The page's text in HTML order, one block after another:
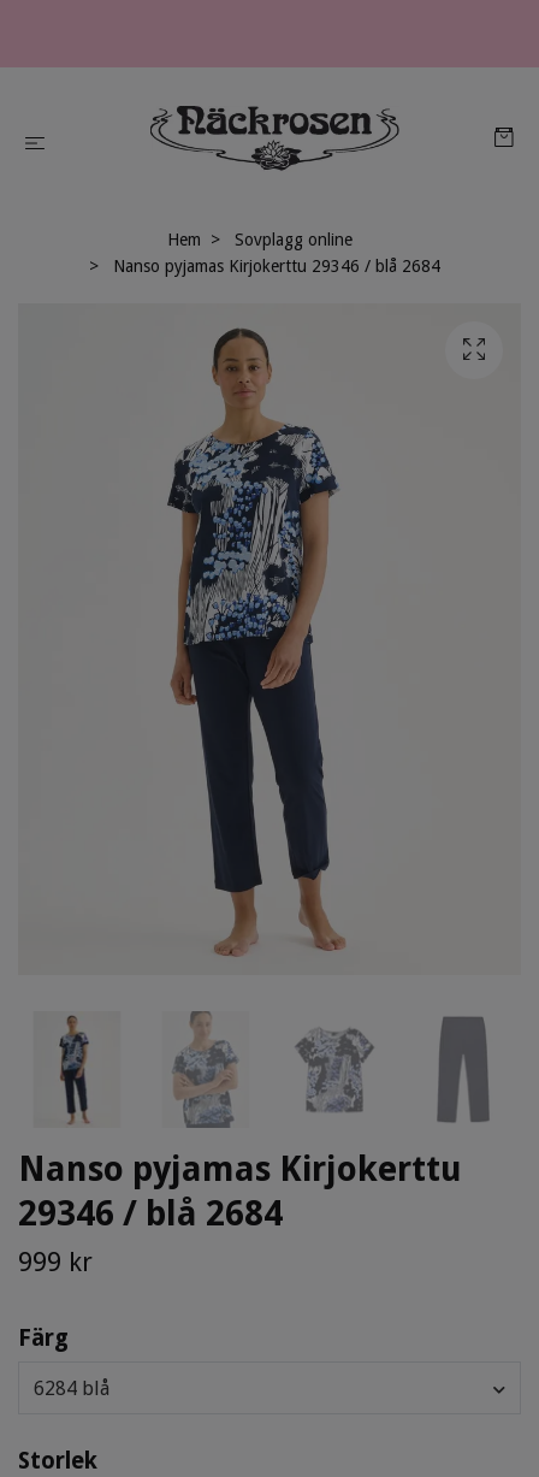
Hem
Sovplagg online
Nanso pyjamas Kirjokerttu 29346 / blå 2684
Nanso pyjamas Kirjokerttu
29346 / blå 2684
999 kr
Färg
6284 blå
Storlek